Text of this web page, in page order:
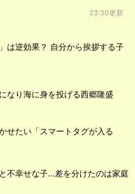
23:30更新
は逆効果？ 自分から挨拶する子
なり海に身を投げる西郷隆盛
せたい「スマートタグが入る
不幸せな子…差を分けたのは家庭